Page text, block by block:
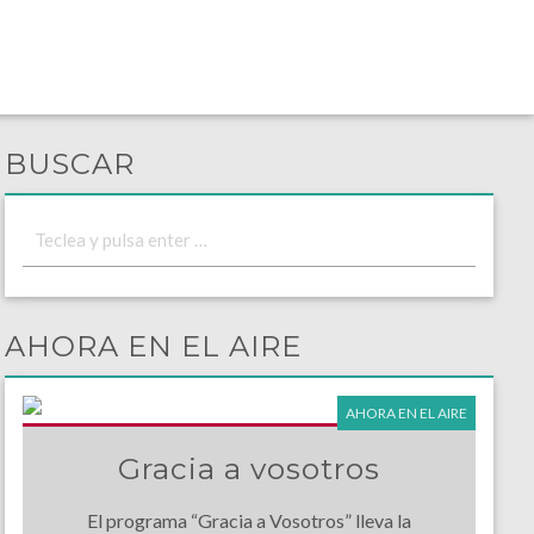
BUSCAR
AHORA EN EL AIRE
AHORA EN EL AIRE
Gracia a vosotros
El programa “Gracia a Vosotros” lleva la